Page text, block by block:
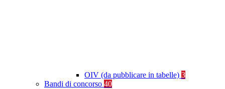
OIV (da pubblicare in tabelle) 3
Bandi di concorso 40